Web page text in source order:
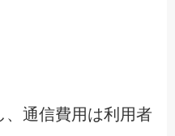
通信費用は利用者